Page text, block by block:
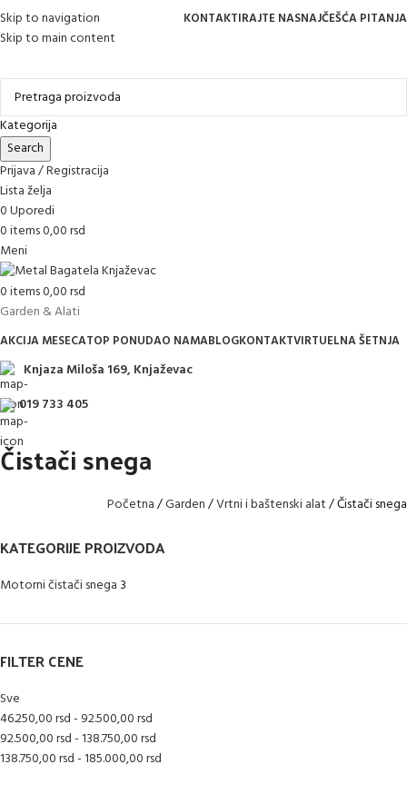
Skip to navigation
Skip to main content
KONTAKTIRAJTE NASNAJČEŠĆA PITANJA
Online kupovina, vaša nova rutina!
Kategorija
Search
Prijava / Registracija
Lista želja
0Uporedi
0items0,00rsd
Meni
0items0,00rsd
Garden & Alati
AKCIJA MESECATOP PONUDAO NAMABLOGKONTAKTVIRTUELNA ŠETNJA
Knjaza Miloša 169, Knjaževac
019 733 405
Čistači snega
Početna Garden Vrtni i baštenski alat Čistači snega
KATEGORIJE PROIZVODA
Motorni čistači snega 3
FILTER CENE
Sve
46.250,00rsd- 92.500,00rsd
92.500,00rsd-138.750,00rsd
138.750,00rsd-185.000,00rsd